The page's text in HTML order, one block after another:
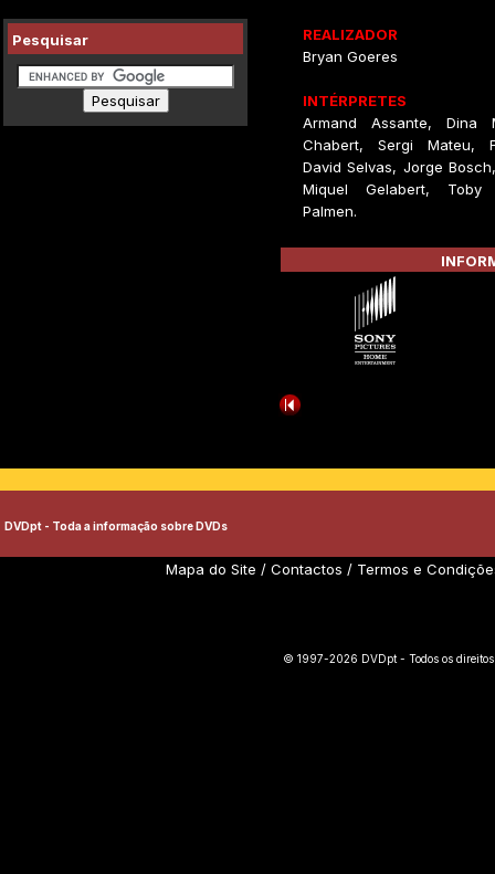
Pesquisar
REALIZADOR
Bryan Goeres
INTÉRPRETES
Armand Assante, Dina
Chabert, Sergi Mateu,
David Selvas, Jorge
Miquel Gelabert, Toby
Palmen.
DVDpt - Toda a informação sobre DVDs
Mapa do Site / Contactos / Termos e
© 1997-2026 DVDpt - Todos os direitos